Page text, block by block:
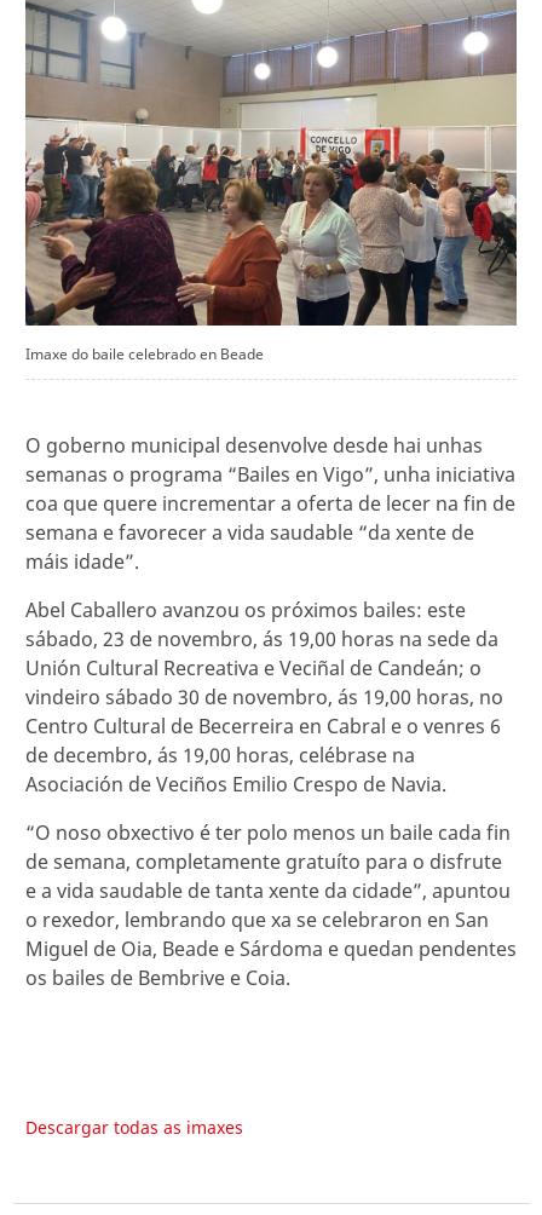
Imaxe do baile celebrado en Beade
O goberno municipal desenvolve desde hai unhas
semanas o programa “Bailes en Vigo”, unha iniciativa
coa que quere incrementar a oferta de lecer na fin de
semana e favorecer a vida saudable “da xente de
máis idade”.
Abel Caballero avanzou os próximos bailes: este
sábado, 23 de novembro, ás 19,00 horas na sede da
Unión Cultural Recreativa e Veciñal de Candeán; o
vindeiro sábado 30 de novembro, ás 19,00 horas, no
Centro Cultural de Becerreira en Cabral e o venres 6
de decembro, ás 19,00 horas, celébrase na
Asociación de Veciños Emilio Crespo de Navia.
“O noso obxectivo é ter polo menos un baile cada fin
de semana, completamente gratuíto para o disfrute
e a vida saudable de tanta xente da cidade”, apuntou
o rexedor, lembrando que xa se celebraron en San
Miguel de Oia, Beade e Sárdoma e quedan pendentes
os bailes de Bembrive e Coia.
Descargar todas as imaxes